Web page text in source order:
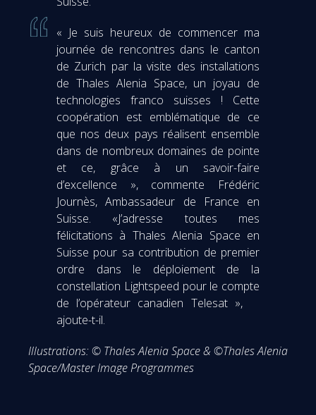
« Je suis heureux de commencer ma
journée de rencontres dans le canton
de Zurich par la visite des installations
de Thales Alenia Space, un joyau de
technologies franco suisses ! Cette
coopération est emblématique de ce
que nos deux pays réalisent ensemble
dans de nombreux domaines de pointe
et ce, grâce à un savoir-faire
d’excellence », commente Frédéric
Journès, Ambassadeur de France en
Suisse. «J’adresse toutes mes
félicitations à Thales Alenia Space en
Suisse pour sa contribution de premier
ordre dans le déploiement de la
constellation Lightspeed pour le compte
de l’opérateur canadien Telesat »,
ajoute-t-il.
Illustrations:© Thales Alenia Space & ©Thales Alenia
Space/Master Image Programmes